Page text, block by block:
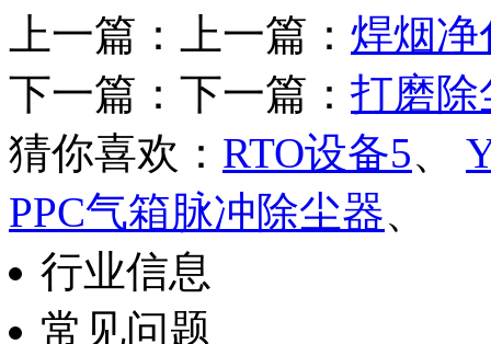
上一篇：上一篇： 焊烟净
下一篇：下一篇： 打磨除
猜你喜欢： RTO设备5、
PPC气箱脉冲除尘器、
行业信息
常见问题